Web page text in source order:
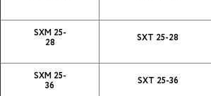
SXM 25-
28
SXT 25-28
SXM 25-
36
SXT 25-36